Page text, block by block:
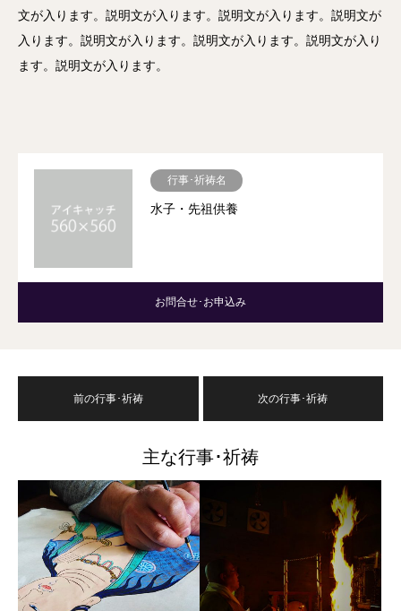
文が入ります。説明文が入ります。説明文が入ります。説明文が
入ります。説明文が入ります。説明文が入ります。説明文が入り
ます。説明文が入ります。
行事･祈祷名
水子・先祖供養
お問合せ･お申込み
前の行事･祈祷 次の行事･祈祷
主な行事･祈祷